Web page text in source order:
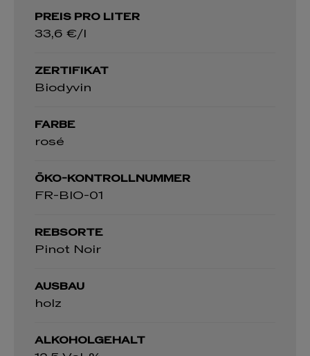
PREIS PRO LITER
33,6 €/l
ZERTIFIKAT
Biodyvin
FARBE
rosé
ÖKO-KONTROLLNUMMER
FR-BIO-01
REBSORTE
Pinot Noir
AUSBAU
holz
ALKOHOLGEHALT